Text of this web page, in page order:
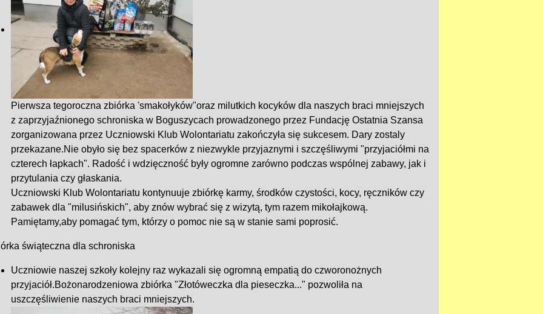
Pierwsza tegoroczna zbiórka 'smakołyków"oraz milutkich kocyków dla naszych braci mniejszych
z zaprzyjaźnionego schroniska w Boguszycach prowadzonego przez Fundację Ostatnia Szansa
zorganizowana przez Uczniowski Klub Wolontariatu zakończyła się sukcesem. Dary zostaly
przekazane.Nie obyło się bez spacerków z niezwykle przyjaznymi i szczęśliwymi "przyjaciółmi na
czterech łapkach". Radość i wdzięczność były ogromne zarówno podczas wspólnej zabawy, jak i
przytulania czy głaskania.
Uczniowski Klub Wolontariatu kontynuuje zbiórkę karmy, środków czystości, kocy, ręczników czy
zabawek dla "milusińskich", aby znów wybrać się z wizytą, tym razem mikołajkową.
Pamiętamy,aby pomagać tym, którzy o pomoc nie są w stanie sami poprosić.
świąteczna dla schroniska
Uczniowie naszej szkoły kolejny raz wykazali się ogromną empatią do czworonożnych
przyjaciół.Bożonarodzeniowa zbiórka "Złotóweczka dla pieseczka..." pozwoliła na
uszczęśliwienie naszych braci mniejszych.